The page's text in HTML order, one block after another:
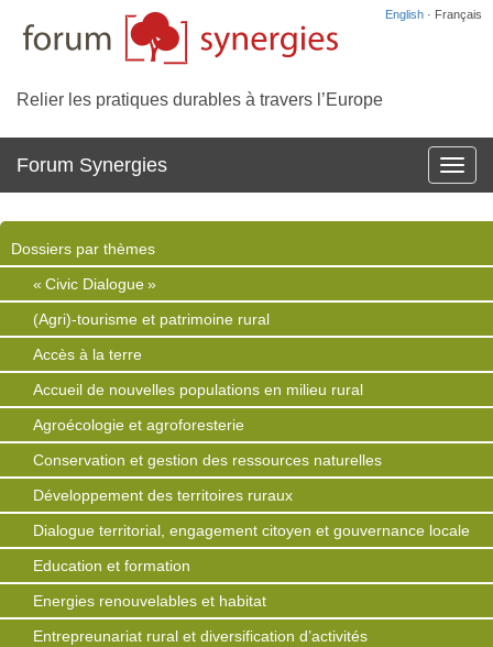
English · Français
Relier les pratiques durables à travers l’Europe
la
Forum Synergies
Dossiers par thèmes
« Civic Dialogue »
(Agri)-tourisme et patrimoine rural
Accès à la terre
Accueil de nouvelles populations en milieu rural
Agroécologie et agroforesterie
Conservation et gestion des ressources naturelles
Développement des territoires ruraux
Dialogue territorial, engagement citoyen et gouvernance locale
Education et formation
Energies renouvelables et habitat
Entrepreunariat rural et diversification d’activités